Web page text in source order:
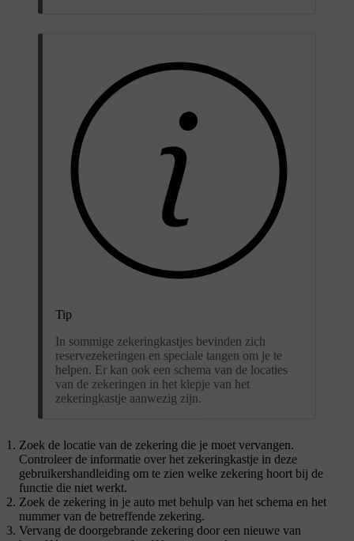
Tip
In sommige zekeringkastjes bevinden zich
reservezekeringen en speciale tangen om je te
helpen. Er kan ook een schema van de locaties
van de zekeringen in het klepje van het
zekeringkastje aanwezig zijn.
Zoek de locatie van de zekering die je moet vervangen.
Controleer de informatie over het zekeringkastje in deze
gebruikershandleiding om te zien welke zekering hoort bij de
functie die niet werkt.
Zoek de zekering in je auto met behulp van het schema en het
nummer van de betreffende zekering.
Vervang de doorgebrande zekering door een nieuwe van